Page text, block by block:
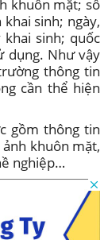
khuôn mặt; số
sinh; ngày,
sinh; quốc
dụng. Như vậy
thông tin
cần thể hiện
gồm thông tin
khuôn mặt,
nghiệp…